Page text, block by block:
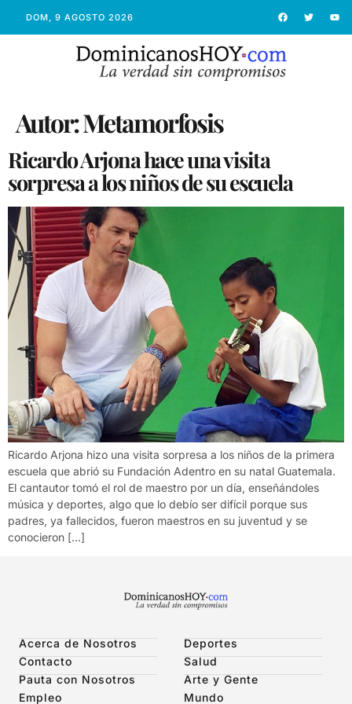
DOM, 9 AGOSTO 2026
Autor:Metamorfosis
Ricardo Arjona hace una visita
sorpresa a los niños de su escuela
Ricardo Arjona hizo una visita sorpresa a los niños de la primera
escuela que abrió su Fundación Adentro en su natal Guatemala.
El cantautor tomó el rol de maestro por un día, enseñándoles
música y deportes, algo que lo debío ser difícil porque sus
padres, ya fallecidos, fueron maestros en su juventud y se
conocieron […]
Acerca de Nosotros
Contacto
Pauta con Nosotros
Empleo
Deportes
Salud
Arte y Gente
Mundo